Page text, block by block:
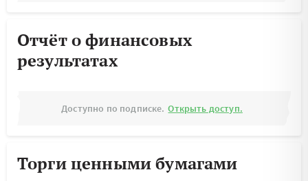
Отчёт о финансовых
результатах
Доступно по подписке. Открыть доступ.
Торги ценными бумагами